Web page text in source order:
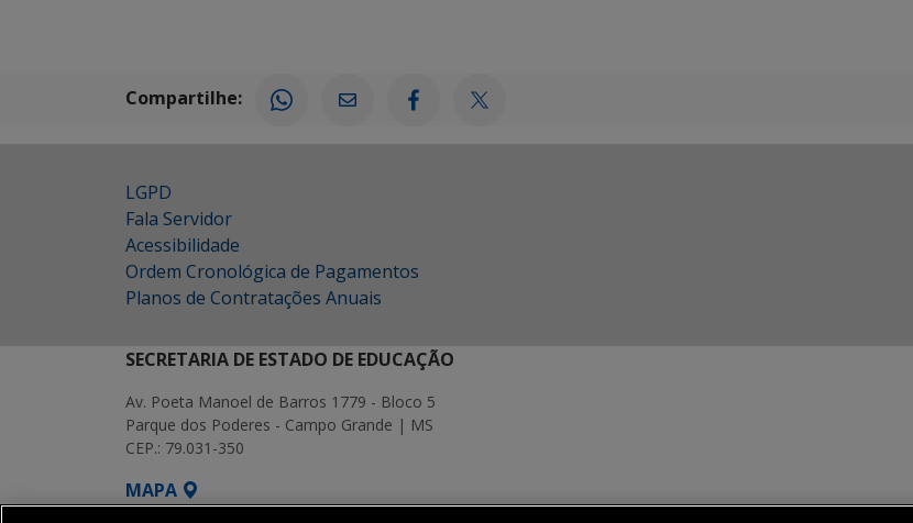
Compartilhe:
LGPD
Fala Servidor
Acessibilidade
Ordem Cronológica de Pagamentos
Planos de Contratações Anuais
SECRETARIA DE ESTADO DE EDUCAÇÃO
Av. Poeta Manoel de Barros 1779 - Bloco 5
Parque dos Poderes - Campo Grande | MS
CEP.: 79.031-350
MAPA